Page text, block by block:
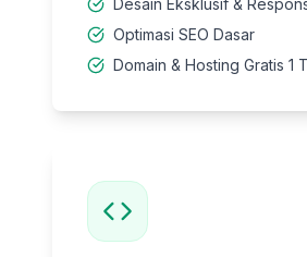
Desain Eksklusif &
Optimasi SEO Dasar
Domain & Hosting Gratis 1